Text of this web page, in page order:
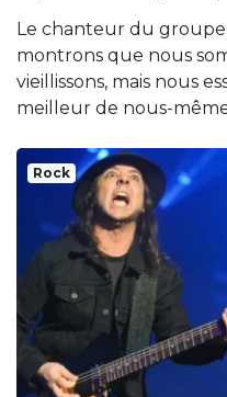
Le chanteur du groupe
montrons que nous
vieillissons, mais nous
meilleur de nous-
Rock